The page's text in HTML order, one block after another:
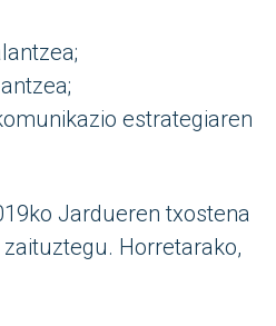
estrategiaren
Jardueren txostena
Horretarako,